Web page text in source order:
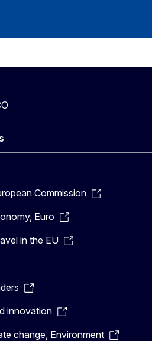
Commission
Euro
in the EU
innovation
change, Environment